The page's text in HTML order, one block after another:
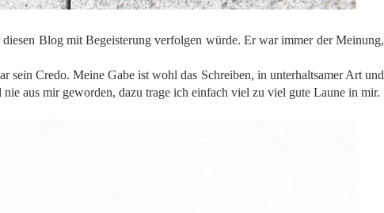
Blog mit Begeisterung verfolgen würde. Er war immer der Meinung,
sein Credo. Meine Gabe ist wohl das Schreiben, in unterhaltsamer Art und
aus mir geworden, dazu trage ich einfach viel zu viel gute Laune in mir.